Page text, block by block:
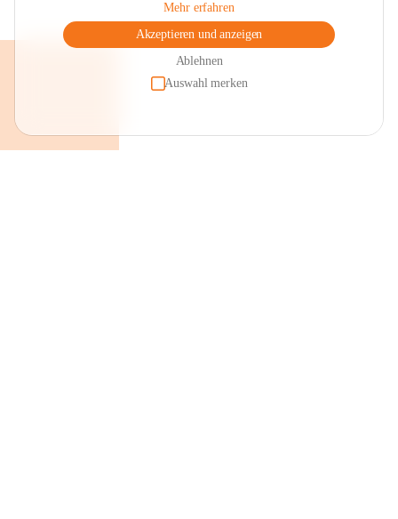
Mehr erfahren
Akzeptieren und anzeigen
Ablehnen
Auswahl merken